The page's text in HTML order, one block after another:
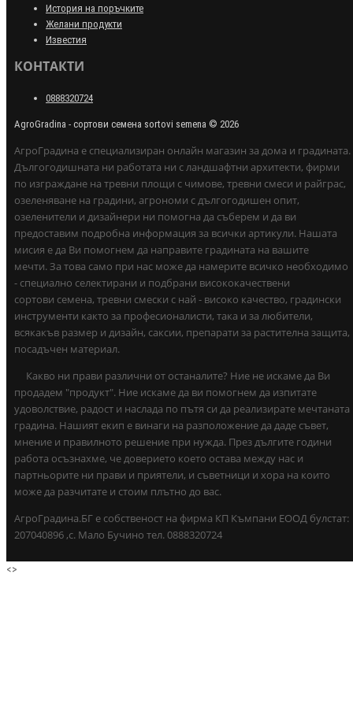
История на поръчките
Желани продукти
Известия
КОНТАКТИ
0888320724
AgroGradina - сортови семена sortovi semena © 2026
АгроГрадина е специализиран онлайн магазин за дома и градината.
Дългогодишната ни работата ни с ландшафтни архитекти, фирми
по изграждане на тревни площи с чимове, тревни смеси и райграс,
озеленяване на градини, агрономи с дългогодишен опит,
озеленители и дизайнери ни помогна да съберем и да ви
предоставим подробна информация за всички артикули. Нашата
мисия е да Ви помогнем да направите градината на вашите
мечти. За това само при нас може да намерите всичко необходимо
- специално селектирани и подбрани висококачествени
сортови семена, тревни смески с най - високо качество, градински
инструменти както за професионалисти, така и за любители,
всякакъв размер и дизайн, саксии, препарати за растителна защита,
посадъчен материал.
Какво ни прави различни от останалите? Ние не искаме да Ви
продадем "продукт". Ние искаме да ви помогнем да изпитате
удоволствие, радост и наслада по пътя си да реализирате мечтаната
градина. Нашият екип е винаги на разположение да даде съвет,
мнение и правилното решение при нужда. През дългите години
работа осъзнахме, че доверието което остава между нас и
партньорите ни прави и приятели, и съветници и хора на които
може да разчитате и стоим плътно до вас.
АгроГрадина.БГ е собственост на фирма КП Къмпани ЕООД булстат:
207040896 ,с. Мало Бучино тел. 0888320724
<>